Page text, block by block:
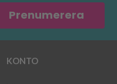
Prenumerera
KONTO